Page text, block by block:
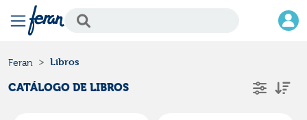
Feran Libros
CATÁLOGO DE LIBROS